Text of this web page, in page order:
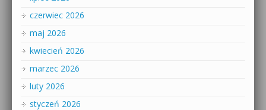
czerwiec 2026
maj 2026
kwiecień 2026
marzec 2026
luty 2026
styczeń 2026